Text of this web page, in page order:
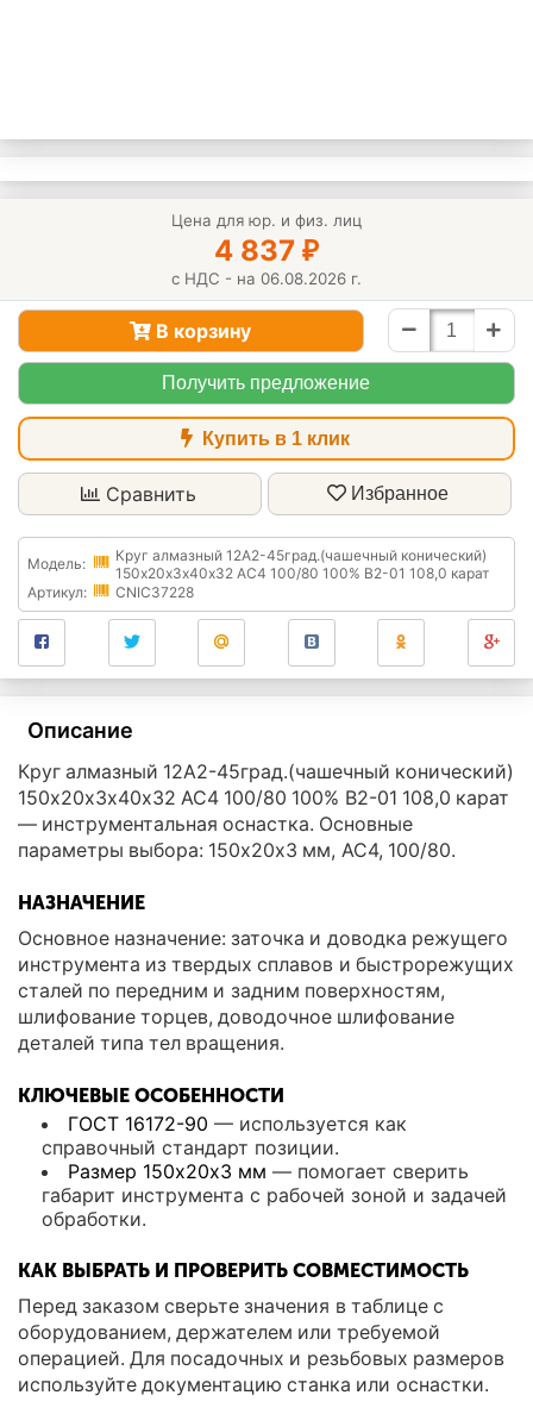
Цена для юр. и физ. лиц
4 837 ₽
с НДС - на 06.08.2026 г.
В корзину
Получить предложение
Купить в 1 клик
Сравнить Избранное
Модель:
Круг алмазный 12А2-45град.(чашечный конический)
150х20х3х40х32 АС4 100/80 100% В2-01 108,0 карат
Артикул:
CNIC37228
Описание
Круг алмазный 12А2-45град.(чашечный конический)
150х20х3х40х32 АС4 100/80 100% В2-01 108,0 карат
— инструментальная оснастка. Основные
параметры выбора: 150х20х3 мм, АС4, 100/80.
НАЗНАЧЕНИЕ
Основное назначение: заточка и доводка режущего
инструмента из твердых сплавов и быстрорежущих
сталей по передним и задним поверхностям,
шлифование торцев, доводочное шлифование
деталей типа тел вращения.
КЛЮЧЕВЫЕ ОСОБЕННОСТИ
ГОСТ 16172-90 — используется как
справочный стандарт позиции.
Размер 150х20х3 мм — помогает сверить
габарит инструмента с рабочей зоной и задачей
обработки.
КАК ВЫБРАТЬ И ПРОВЕРИТЬ СОВМЕСТИМОСТЬ
Перед заказом сверьте значения в таблице с
оборудованием, держателем или требуемой
операцией. Для посадочных и резьбовых размеров
используйте документацию станка или оснастки.